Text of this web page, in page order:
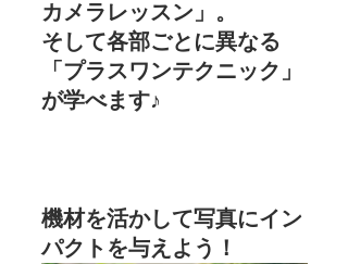
カメラレッスン」。
そして各部ごとに異なる
「プラスワンテクニック」
が学べます♪
機材を活かして写真にイン
パクトを与えよう！